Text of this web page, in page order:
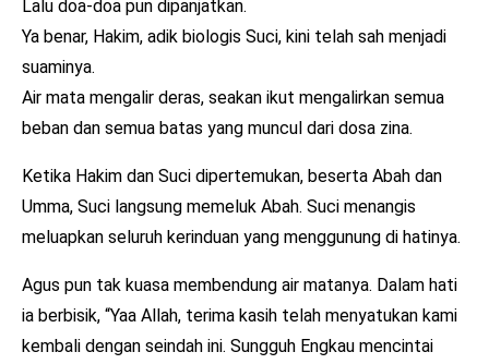
Lalu doa-doa pun dipanjatkan.
Ya benar, Hakim, adik biologis Suci, kini telah sah menjadi
suaminya.
Air mata mengalir deras, seakan ikut mengalirkan semua
beban dan semua batas yang muncul dari dosa zina.
Ketika Hakim dan Suci dipertemukan, beserta Abah dan
Umma, Suci langsung memeluk Abah. Suci menangis
meluapkan seluruh kerinduan yang menggunung di hatinya.
Agus pun tak kuasa membendung air matanya. Dalam hati
ia berbisik, “Yaa Allah, terima kasih telah menyatukan kami
kembali dengan seindah ini. Sungguh Engkau mencintai